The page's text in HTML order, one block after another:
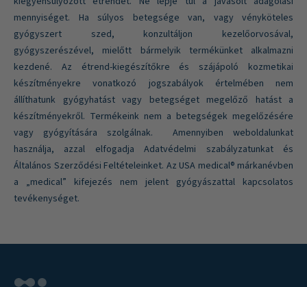
mennyiséget. Ha súlyos betegsége van, vagy vényköteles
gyógyszert szed, konzultáljon kezelőorvosával,
gyógyszerészével, mielőtt bármelyik termékünket alkalmazni
kezdené. Az étrend-kiegészítőkre és szájápoló kozmetikai
készítményekre vonatkozó jogszabályok értelmében nem
állíthatunk gyógyhatást vagy betegséget megelőző hatást a
készítményekről. Termékeink nem a betegségek megelőzésére
vagy gyógyítására szolgálnak. Amennyiben weboldalunkat
használja, azzal elfogadja Adatvédelmi szabályzatunkat és
Általános Szerződési Feltételeinket. Az USA medical® márkanévben
a „medical” kifejezés nem jelent gyógyászattal kapcsolatos
tevékenységet.